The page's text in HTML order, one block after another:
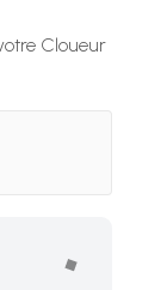
Cloueur